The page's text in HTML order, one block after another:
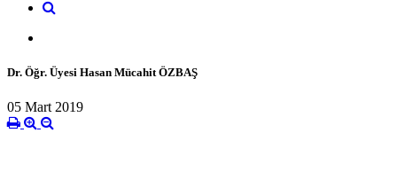
Dr. Öğr. Üyesi Hasan Mücahit ÖZBAŞ
05 Mart 2019